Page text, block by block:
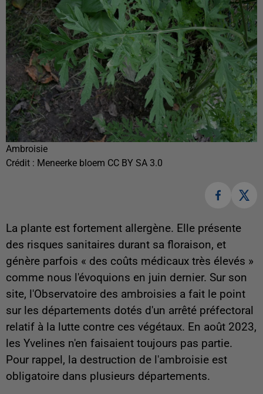
Ambroisie
Crédit : Meneerke bloem CC BY SA 3.0
La plante est fortement allergène. Elle présente
des risques sanitaires durant sa floraison, et
génère parfois « des coûts médicaux très élevés »
comme nous l'évoquions en juin dernier. Sur son
site, l'Observatoire des ambroisies a fait le point
sur les départements dotés d'un arrêté préfectoral
relatif à la lutte contre ces végétaux. En août 2023,
les Yvelines n'en faisaient toujours pas partie.
Pour rappel, la destruction de l'ambroisie est
obligatoire dans plusieurs départements.